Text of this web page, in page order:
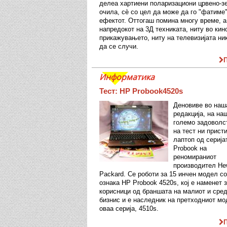
делеа хартиени поларизациони црвено-
очила, сè со цел да може да го
ефектот. Оттогаш помина многу време, а
напредокот на 3Д техниката, ниту во
прикажувањето, ниту на телевизијата
да се случи.
Информатика
Тест: HP Probook4520s
Деновиве во
редакција, на
големо
на тест ни
лаптоп од
Probook на
реномираниот
производител
Packard. Се роботи за 15 инчен модел со
ознака HP Probook 4520s, кој е наменет
корисници од браншата на малиот и
бизнис и е наследник на претходниот
оваа серија, 4510s.